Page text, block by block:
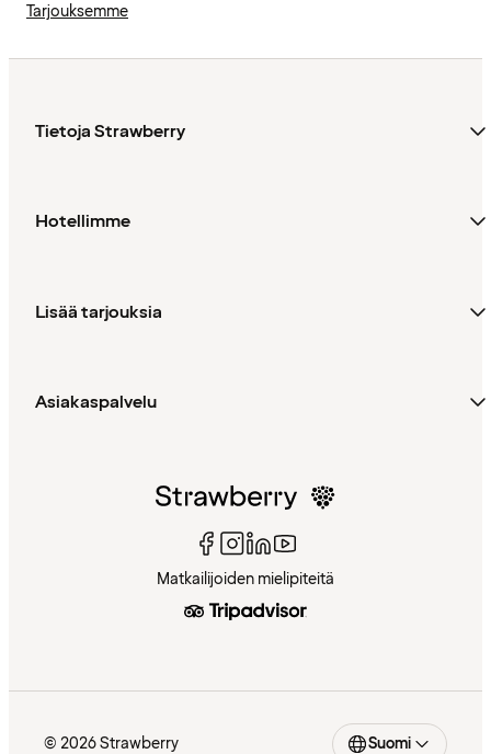
Tarjouksemme
Tietoja Strawberry
Hotellimme
Lisää tarjouksia
Asiakaspalvelu
Matkailijoiden mielipiteitä
© 2026 Strawberry Suomi